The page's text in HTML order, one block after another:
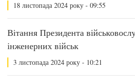
18 листопада 2024 року - 09:55
Вітання Президента
інженерних військ
3 листопада 2024 року - 10:21